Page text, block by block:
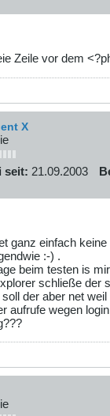
Zeile vor dem
X
seit: 21.09.2003
ganz einfach
:-) .
beim testen is
schließe der
der aber net
aufrufe wegen